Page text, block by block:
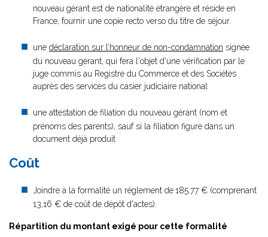
nouveau gérant est de nationalité étrangère et réside en
France, fournir une copie recto verso du titre de séjour.
une déclaration sur l’honneur de non-condamnation signée
du nouveau gérant, qui fera l'objet d'une vérification par le
juge commis au Registre du Commerce et des Sociétés
auprès des services du casier judiciaire national
une attestation de filiation du nouveau gérant (nom et
prénoms des parents), sauf si la filiation figure dans un
document déjà produit
Coût
Joindre à la formalité un règlement de185.77 € (comprenant
13,16 € de coût de dépôt d'actes).
Répartition du montant exigé pour cette formalité